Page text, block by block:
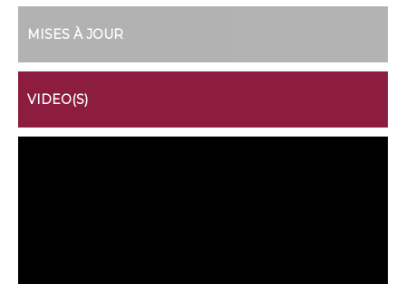
MISES À JOUR
VIDEO(S)